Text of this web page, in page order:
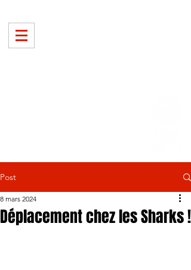
Post
Déplacement chez les Sharks !
8 mars 2024